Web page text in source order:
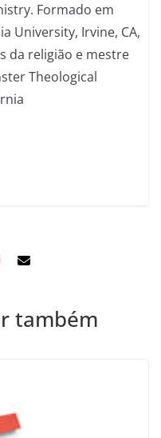
Formado em
University, Irvine, CA,
da religião e mestre
Theological
também